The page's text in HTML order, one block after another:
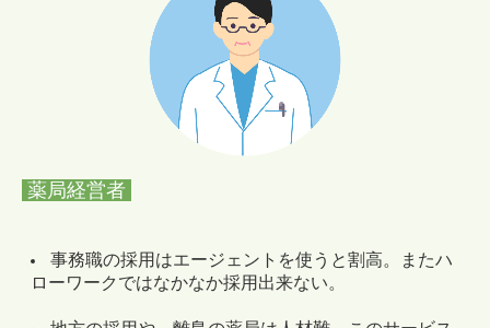
薬局経営者
事務職の採用はエージェントを使うと割高。またハ
ローワークではなかなか採用出来ない。